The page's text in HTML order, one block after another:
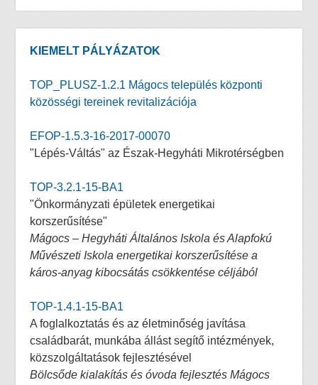
KIEMELT PÁLYÁZATOK
TOP_PLUSZ-1.2.1 Mágocs település központi
közösségi tereinek revitalizációja
EFOP-1.5.3-16-2017-00070
"Lépés-Váltás" az Észak-Hegyháti Mikrotérségben
TOP-3.2.1-15-BA1
"Önkormányzati épületek energetikai
korszerűsítése"
Mágocs – Hegyháti Általános Iskola és Alapfokú
Művészeti Iskola energetikai korszerűsítése a
káros-anyag kibocsátás csökkentése céljából
TOP-1.4.1-15-BA1
A foglalkoztatás és az életminőség javítása
családbarát, munkába állást segítő intézmények,
közszolgáltatások fejlesztésével
Bölcsőde kialakítás és óvoda fejlesztés Mágocs